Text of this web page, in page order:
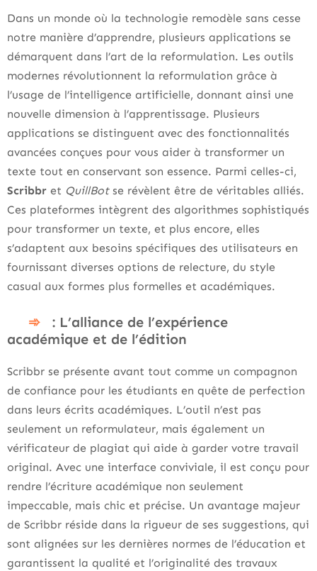
Dans un monde où la technologie remodèle sans cesse
notre manière d’apprendre, plusieurs applications se
démarquent dans l’art de la reformulation. Les outils
modernes révolutionnent la reformulation grâce à
l’usage de l’intelligence artificielle, donnant ainsi une
nouvelle dimension à l’apprentissage. Plusieurs
applications se distinguent avec des fonctionnalités
avancées conçues pour vous aider à transformer un
texte tout en conservant son essence. Parmi celles-ci,
Scribbr et QuillBotse révèlent être de véritables alliés.
Ces plateformes intègrent des algorithmes sophistiqués
pour transformer un texte, et plus encore, elles
s’adaptent aux besoins spécifiques des utilisateurs en
fournissant diverses options de relecture, du style
casual aux formes plus formelles et académiques.
: L’alliance de l’expérience
académique et de l’édition
Scribbr se présente avant tout comme un compagnon
de confiance pour les étudiants en quête de perfection
dans leurs écrits académiques. L’outil n’est pas
seulement un reformulateur, mais également un
vérificateur de plagiat qui aide à garder votre travail
original. Avec une interface conviviale, il est conçu pour
rendre l’écriture académique non seulement
impeccable, mais chic et précise. Un avantage majeur
de Scribbr réside dans la rigueur de ses suggestions, qui
sont alignées sur les dernières normes de l’éducation et
garantissent la qualité et l’originalité des travaux